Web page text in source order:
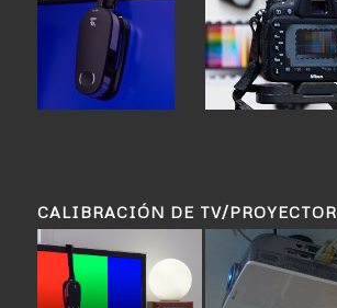
CALIBRACIÓN DE TV/PROYECTOR